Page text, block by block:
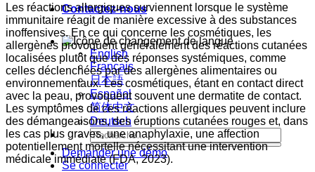
Contactez-nous
English
Français
日本語
Español
简体中文
Deutsch
Demander une démo
Se connecter
Les réactions allergiques surviennent lorsque le système
immunitaire réagit de manière excessive à des substances
inoffensives. En ce qui concerne les cosmétiques, les
allergènes provoquent généralement des réactions cutanées
localisées plutôt que des réponses systémiques, comme
celles déclenchées par des allergènes alimentaires ou
environnementaux. Les cosmétiques, étant en contact direct
avec la peau, provoquent souvent une dermatite de contact.
Les symptômes de ces réactions allergiques peuvent inclure
des démangeaisons, des éruptions cutanées rouges et, dans
les cas plus graves, une anaphylaxie, une affection
potentiellement mortelle nécessitant une intervention
médicale immédiate (FDA, 2023).